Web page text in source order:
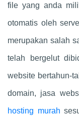
file yang anda
otomatis oleh
merupakan salah
telah bergelut
website bertahun-
domain, jasa
hosting murah